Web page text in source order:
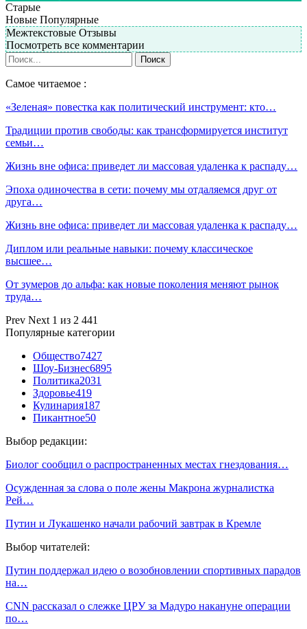
Старые
Новые Популярные
Межтекстовые Отзывы
Посмотреть все комментарии
Самое читаемое :
«Зеленая» повестка как политический инструмент: кто…
Традиции против свободы: как трансформируется институт
семьи…
Жизнь вне офиса: приведет ли массовая удаленка к распаду…
Эпоха одиночества в сети: почему мы отдаляемся друг от
друга…
Жизнь вне офиса: приведет ли массовая удаленка к распаду…
Диплом или реальные навыки: почему классическое
высшее…
От зумеров до альфа: как новые поколения меняют рынок
труда…
Prev Next 1 из 2 441
Популярные категории
Общество7427
Шоу-Бизнес6895
Политика2031
Здоровье419
Кулинария187
Пикантное50
Выбор редакции:
Биолог сообщил о распространенных местах гнездования…
Осужденная за слова о поле жены Макрона журналистка
Рей…
Путин и Лукашенко начали рабочий завтрак в Кремле
Выбор читателей:
Путин поддержал идею о возобновлении спортивных парадов
на…
CNN рассказал о слежке ЦРУ за Мадуро накануне операции
по…